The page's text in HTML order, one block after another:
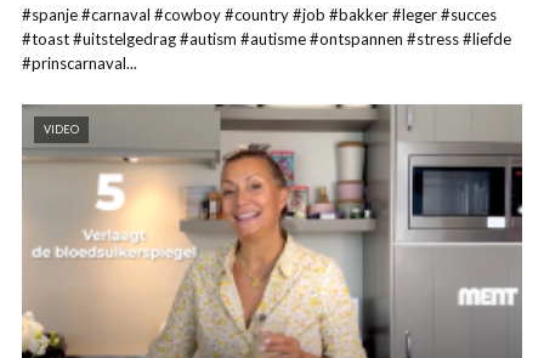
#spanje #carnaval #cowboy #country #job #bakker #leger #succes
#toast #uitstelgedrag #autism #autisme #ontspannen #stress #liefde
#prinscarnaval...
VIDEO